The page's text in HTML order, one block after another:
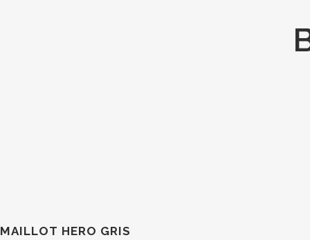
MAILLOT HERO GRIS